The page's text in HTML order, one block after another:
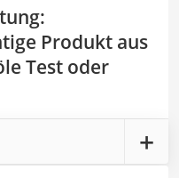
:
Produkt aus
Test oder